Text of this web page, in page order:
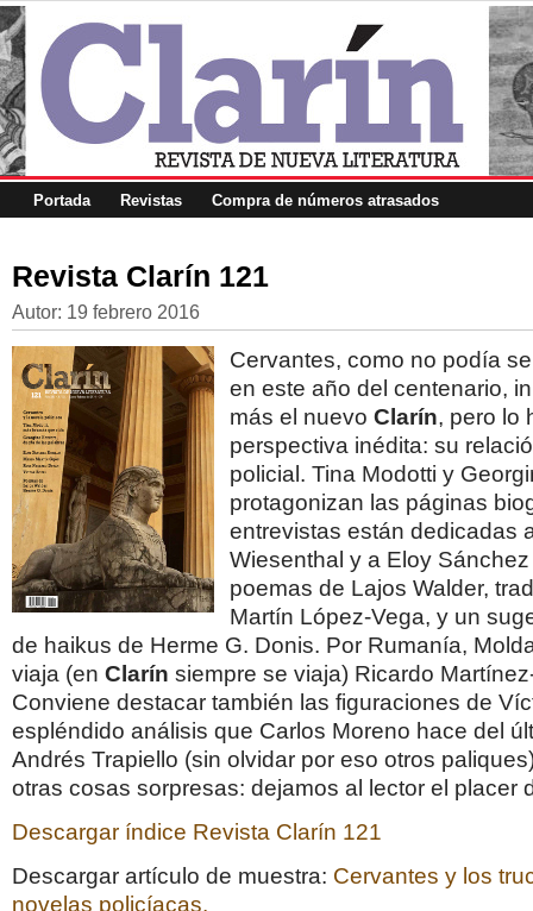
Portada Revistas Compra de números atrasados
Revista Clarín 121
Autor: 19 febrero 2016
Cervantes, como no podía
en este año del centenario,
más el nuevo Clarín, pero lo
perspectiva inédita: su
policial. Tina Modotti y
protagonizan las páginas
entrevistas están dedicadas
Wiesenthal y a Eloy
poemas de Lajos Walder,
Martín López-Vega, y un
de haikus de Herme G. Donis. Por Rumanía,
viaja (en Clarín siempre se viaja) Ricardo
Conviene destacar también las figuraciones de
espléndido análisis que Carlos Moreno hace del
Andrés Trapiello (sin olvidar por eso otros
otras cosas sorpresas: dejamos al lector el placer
Descargar índice Revista Clarín 121
Descargar artículo de muestra: Cervantes y los
novelas policíacas.